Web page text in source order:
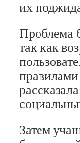
их
Проблема
так как
Затем